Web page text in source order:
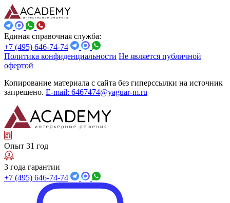
Единая справочная служба:
+7 (495) 646-74-74
Политика конфиденциальности Не является публичной
офертой
Копирование материала с сайта без гиперссылки на источник
запрещено. E-mail: 6467474@yaguar-m.ru
Опыт 31 год
3 года гарантии
+7 (495) 646-74-74